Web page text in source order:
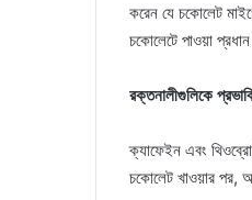
করেন যে চকোলেট
চকোলেটে পাওয়া
রক্তনালীগুলিকে
ক্যাফেইন এবং
চকোলেট খাওয়ার পর,